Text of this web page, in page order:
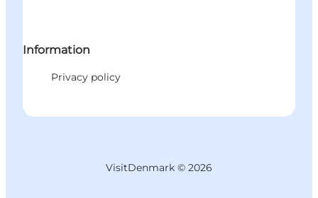
Information
Privacy policy
VisitDenmark © 2026